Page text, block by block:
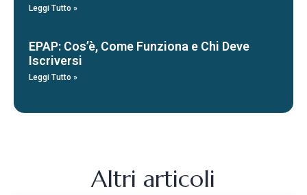
Leggi Tutto »
EPAP: Cos’è, Come Funziona e Chi Deve
Iscriversi
Leggi Tutto »
Altri articoli